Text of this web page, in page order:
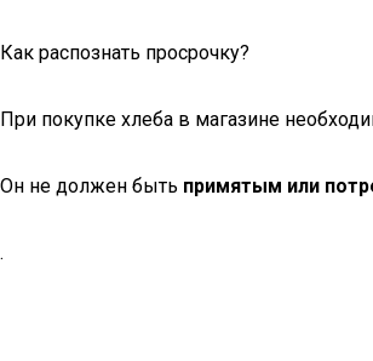
Как распознать просрочку?
При покупке хлеба в магазине
Он не должен быть примятым или
.